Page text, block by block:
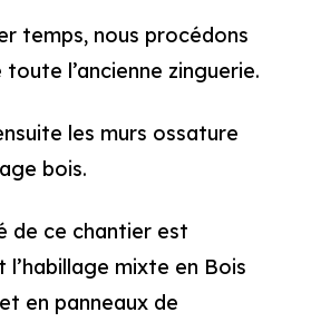
temps, nous procédons
l’ancienne zinguerie.
les murs ossature
bois.
de ce chantier est
l’habillage mixte en Bois
en panneaux de